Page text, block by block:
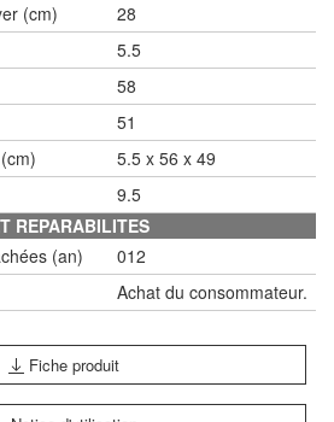
(cm)
28
5.5
58
51
5.5 x 56 x 49
9.5
REPARABILITES
(an)
012
Achat du consommateur.
Fiche produit